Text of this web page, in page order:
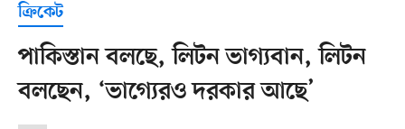
ক্রিকেট
পাকিস্তান বলছে, লিটন ভাগ্যবান, লিটন
বলছেন, ‘ভাগ্যেরও দরকার আছে’